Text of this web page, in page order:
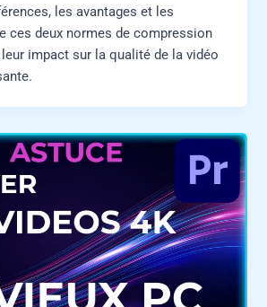
les avantages et les
ces deux normes de compression
impact sur la qualité de la vidéo